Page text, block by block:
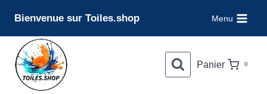
contenu
Bienvenue sur Toiles.shop Menu
Panier 0